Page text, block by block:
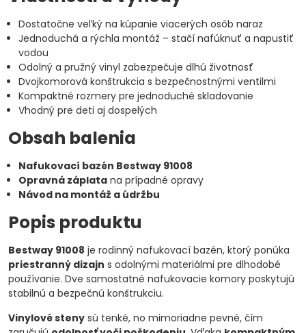
Dostatočne veľký na kúpanie viacerých osôb naraz
Jednoduchá a rýchla montáž – stačí nafúknuť a napustiť
vodou
Odolný a pružný vinyl zabezpečuje dlhú životnosť
Dvojkomorová konštrukcia s bezpečnostnými ventilmi
Kompaktné rozmery pre jednoduché skladovanie
Vhodný pre deti aj dospelých
Obsah balenia
Nafukovací bazén Bestway 91008
Opravná záplata na prípadné opravy
Návod na montáž a údržbu
Popis produktu
Bestway 91008 je rodinný nafukovací bazén, ktorý ponúka
priestranný dizajn s odolnými materiálmi pre dlhodobé
používanie. Dve samostatné nafukovacie komory poskytujú
stabilnú a bezpečnú konštrukciu.
Vinylové steny sú tenké, no mimoriadne pevné, čím